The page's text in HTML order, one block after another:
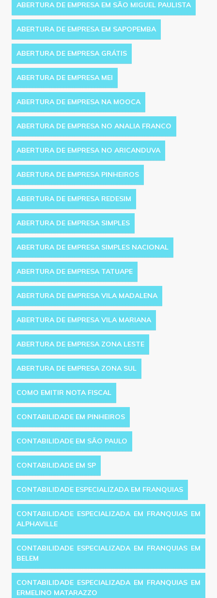
ABERTURA DE EMPRESA EM SÃO MIGUEL PAULISTA
ABERTURA DE EMPRESA EM SAPOPEMBA
ABERTURA DE EMPRESA GRÁTIS
ABERTURA DE EMPRESA MEI
ABERTURA DE EMPRESA NA MOOCA
ABERTURA DE EMPRESA NO ANALIA FRANCO
ABERTURA DE EMPRESA NO ARICANDUVA
ABERTURA DE EMPRESA PINHEIROS
ABERTURA DE EMPRESA REDESIM
ABERTURA DE EMPRESA SIMPLES
ABERTURA DE EMPRESA SIMPLES NACIONAL
ABERTURA DE EMPRESA TATUAPE
ABERTURA DE EMPRESA VILA MADALENA
ABERTURA DE EMPRESA VILA MARIANA
ABERTURA DE EMPRESA ZONA LESTE
ABERTURA DE EMPRESA ZONA SUL
COMO EMITIR NOTA FISCAL
CONTABILIDADE EM PINHEIROS
CONTABILIDADE EM SÃO PAULO
CONTABILIDADE EM SP
CONTABILIDADE ESPECIALIZADA EM FRANQUIAS
CONTABILIDADE ESPECIALIZADA EM FRANQUIAS EM
ALPHAVILLE
CONTABILIDADE ESPECIALIZADA EM FRANQUIAS EM
BELEM
CONTABILIDADE ESPECIALIZADA EM FRANQUIAS EM
ERMELINO MATARAZZO